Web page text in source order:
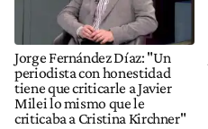
Jorge Fernández Díaz: "Un
periodista con honestidad
tiene que criticarle a Javier
Milei lo mismo que le
criticaba a Cristina Kirchner"